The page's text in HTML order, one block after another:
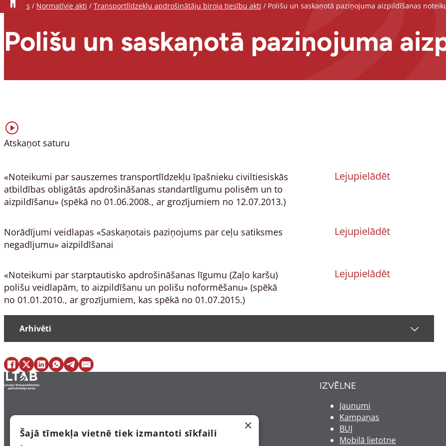
Sākums / Normatīvie akti / Transportlīdzekļu apdrošinātāju biroja tiesību akti / Polišu un saskaņotā paziņojuma aizpildīšanas
Polišu un saskaņotā paziņojuma
Atskaņot saturu
«Noteikumi par sauszemes transportlīdzekļu īpašnieku civiltiesiskās
atbildības obligātās apdrošināšanas standartlīgumu polisēm un to
aizpildīšanu» (spēkā no 01.06.2008., ar grozījumiem no 12.07.2013.)
Lejupielādēt
Norādījumi veidlapas «Saskaņotais paziņojums par ceļu satiksmes
negadījumu» aizpildīšanai
Lejupielādēt
«Noteikumi par starptautisko apdrošināšanas līgumu (Zaļo karšu)
polišu veidlapām, to aizpildīšanu un polišu noformēšanu» (spēkā
no 01.01.2010., ar grozījumiem, kas spēkā no 01.07.2015.)
Lejupielādēt
Arhivēti
«Noteikumi par robežapdrošināšanas līgumu polišu veidlapām, to aizpildīšanu un polišu
noformēšanu»
(spēkā no 01.01.2010., ar grozījumiem, kas spēkā no 01.07.2015.)
Lejupielādēt
«Noteikumi par robežapdrošināšanas līgumu polišu veidlapām, to aizpildīšanu un polišu
(spēkā no 01.01.2010., ar grozījumiem no 12.07.2013.)
Lejupielādēt
IZVĒLNE
Jaunumi
Kampaņas
BUJ
Mobilā lietotne
×
Šajā tīmekļa vietnē tiek izmantoti sīkfaili